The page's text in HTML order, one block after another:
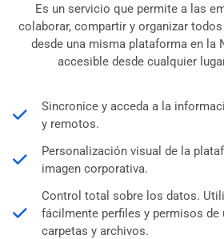
Es un servicio que permite a las
colaborar, compartir y organizar
desde una misma plataforma en la
accesible desde cualquier
Sincronice y acceda a la
y remotos.
Personalización visual de la
imagen corporativa.
Control total sobre los datos.
fácilmente perfiles y permisos de
carpetas y archivos.